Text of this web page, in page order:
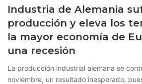
Industria de Alemania
producción y eleva los
la mayor economía de
una recesión
La producción industrial alemana se
noviembre, un resultado inesperado,